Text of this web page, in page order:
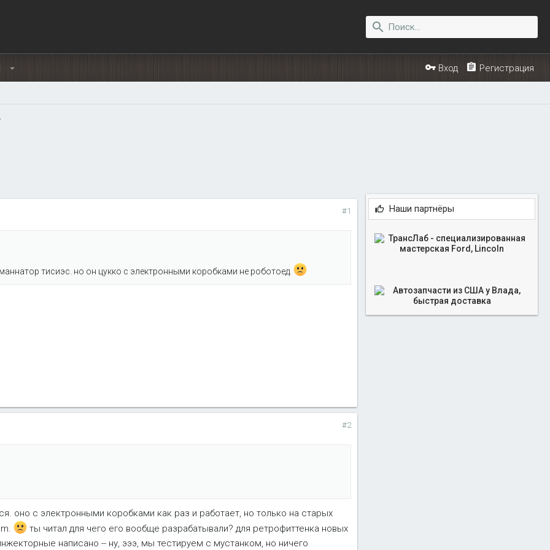
Вход Регистрация
#1
тисиэс. но он цукко с электронными коробками не роботоед.
#2
оно с электронными коробками как раз и работает, но только на старых
ты читал для чего его вообще разрабатывали? для ретрофиттенка новых
написано -- ну, эээ, мы тестируем с мустанком, но ничего
Наши партнёры